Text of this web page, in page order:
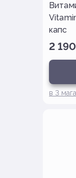
капс
2 190
в 3